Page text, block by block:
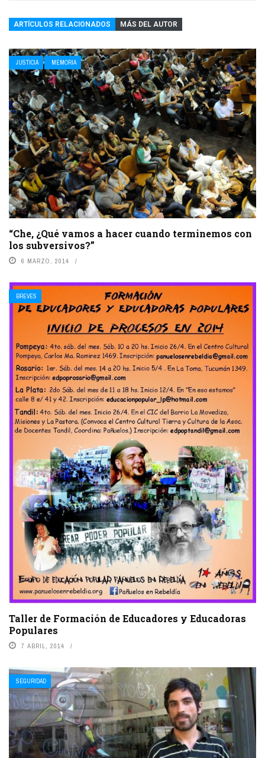
ARTÍCULOS RELACIONADOS MÁS DEL AUTOR
JUSTICIA MEMORIA
“Che, ¿Qué vamos a hacer cuando terminemos con
los subversivos?”
6 MARZO, 2014
BREVES
Taller de Formación de Educadores y Educadoras
Populares
7 ABRIL, 2014
SEGURIDAD